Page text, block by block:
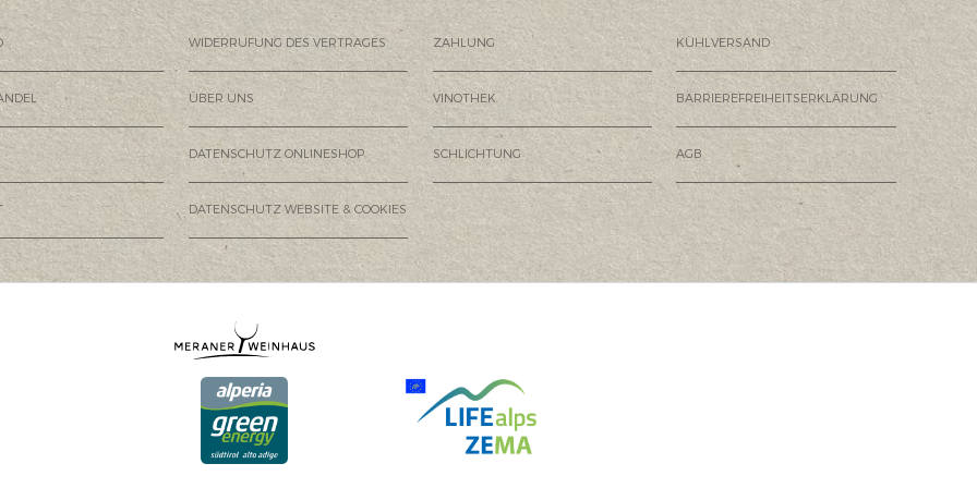
WIDERRUFUNG DES VERTRAGES ZAHLUNG KÜHLVERSAND
ÜBER UNS VINOTHEK BARRIEREFREIHEITSERKLÄRUNG
DATENSCHUTZ ONLINESHOP SCHLICHTUNG AGB
DATENSCHUTZ WEBSITE & COOKIES